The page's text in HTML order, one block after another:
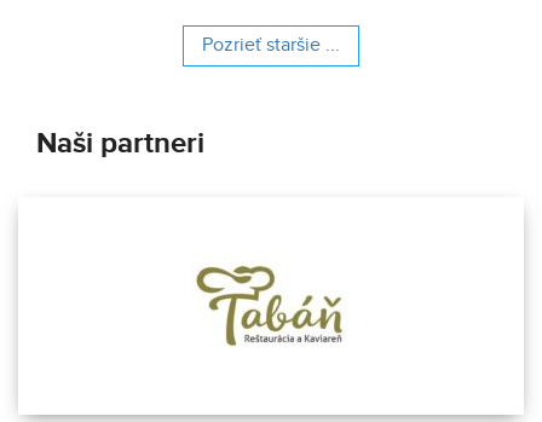
Pozrieť staršie ...
Naši partneri